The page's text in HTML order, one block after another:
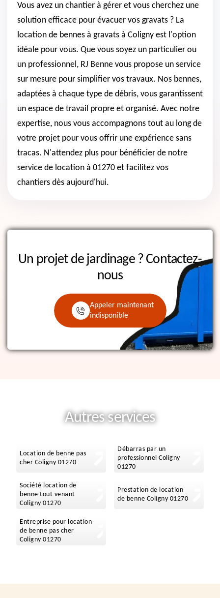
Vous avez un chantier à gérer et vous cherchez une
solution efficace pour évacuer vos gravats ? La
location de bennes à gravats à Coligny est l'option
idéale pour vous. Que vous soyez un particulier ou
un professionnel, RJ Benne vous propose un service
sur mesure pour simplifier vos travaux. Nos bennes,
adaptées à chaque type de débris, vous garantissent
un espace de travail propre et organisé. Avec notre
expertise, nous vous accompagnons tout au long de
votre projet pour vous offrir une expérience sans
tracas. N'attendez plus pour bénéficier de notre
service de location à 01270 et facilitez vos
chantiers dès aujourd'hui.
Un projet de jardinage ? Contactez-
nous
Appeler maintenant
indisponible
Autres services
Location de benne pas
cher Coligny 01270
Débarras par un
professionnel Coligny
01270
Société location de
benne tout venant
Coligny 01270
Prestation de location
de benne Coligny 01270
Entreprise pour location
de benne pas cher
Coligny 01270